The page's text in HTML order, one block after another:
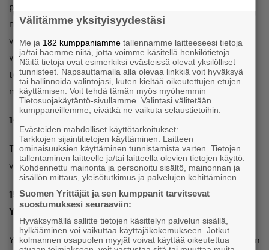
pystytään vaikuttamaan asioihin yhteiskunnassamme
merkittävästi. Yhdistykset ovat myös loistavia paikkoja
verkostoitua. Yrittäjäyhdistys tekee paikallista
vaikutustyötä yrittäjyyden eteen, ja on Keravalla tärkeä
toimija. Hallituksessamme on todella mahtava tekemisen
meininki.
14. Mikä hallitustyössä on ollut positiivisin yllätys?
Tehokkuus ja aikaansaavuus. Yrittäjät eivät jahkaile ja
vatuloi, vaan asiat laitetaan toimeksi heti.
15. Mitä haluaisit, että yrittäjät tietäisivät Keravan
Yrittäjistä?
Yhdessä olemme enemmän. Yrittäjäyhdistyksen jäsenyys on
Välitämme yksityisyydestäsi
Me ja 182 kumppaniamme tallennamme laitteeseesi tietoja
ja/tai haemme niitä, jotta voimme käsitellä henkilötietoja.
Näitä tietoja ovat esimerkiksi evästeissä olevat yksilölliset
tunnisteet. Napsauttamalla alla olevaa linkkiä voit hyväksyä
tai hallinnoida valintojasi, kuten kieltää oikeutettujen etujen
käyttämisen. Voit tehdä tämän myös myöhemmin
Tietosuojakäytäntö-sivullamme. Valintasi välitetään
kumppaneillemme, eivätkä ne vaikuta selaustietoihin.
Evästeiden mahdolliset käyttötarkoitukset:
Tarkkojen sijaintitietojen käyttäminen. Laitteen
ominaisuuksien käyttäminen tunnistamista varten. Tietojen
tallentaminen laitteelle ja/tai laitteella olevien tietojen käyttö.
Kohdennettu mainonta ja personoitu sisältö, mainonnan ja
sisällön mittaus, yleisötutkimus ja palvelujen kehittäminen .
Suomen Yrittäjät ja sen kumppanit tarvitsevat
suostumuksesi seuraaviin:
Hyväksymällä sallitte tietojen käsittelyn palvelun sisällä,
hylkääminen voi vaikuttaa käyttäjäkokemukseen. Jotkut
kolmannen osapuolen myyjät voivat käyttää oikeutettua